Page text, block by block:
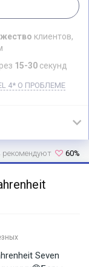
клиентов,
15-30 секунд
4* О ПРОБЛЕМЕ
60%
рекомендуют
Seven